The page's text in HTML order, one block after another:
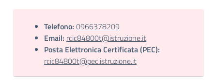
Telefono: 0966378209
Email: rcic84800t@istruzione.it
Posta Elettronica Certificata (PEC):
rcic84800t@pec.istruzione.it